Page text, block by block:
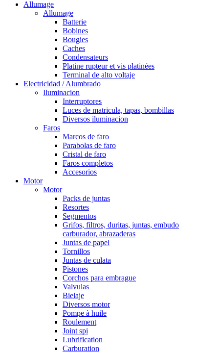
Allumage
Allumage
Batterie
Bobines
Bougies
Caches
Condensateurs
Platine rupteur et vis platinées
Terminal de alto voltaje
Electricidad / Alumbrado
Iluminacion
Interruptores
Luces de matricula, tapas, bombillas
Diversos iluminacion
Faros
Marcos de faro
Parabolas de faro
Cristal de faro
Faros completos
Accesorios
Motor
Motor
Packs de juntas
Resortes
Segmentos
Grifos, filtros, duritas, juntas, embudo
carburador, abrazaderas
Juntas de papel
Tornillos
Juntas de culata
Pistones
Corchos para embrague
Valvulas
Bielaje
Diversos motor
Pompe à huile
Roulement
Joint spi
Lubrification
Carburation